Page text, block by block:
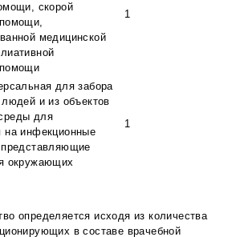
скорой
медицинской
1
для забора
и из объектов
для
на инфекционные
окружающих
1
определяется исходя из количества
в составе врачебной